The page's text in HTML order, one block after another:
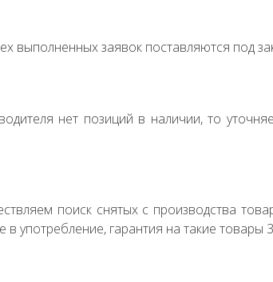
выполненных заявок поставляются под
нет позиций в наличии, то
поиск снятых с производства
употребление, гарантия на такие товары